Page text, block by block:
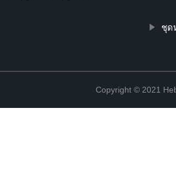
ชุด
Copyright © 2021